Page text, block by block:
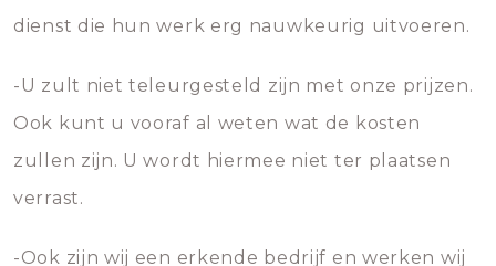
dienst die hun werk erg nauwkeurig uitvoeren.
-U zult niet teleurgesteld zijn met onze prijzen.
Ook kunt u vooraf al weten wat de kosten
zullen zijn. U wordt hiermee niet ter plaatsen
verrast.
-Ook zijn wij een erkende bedrijf en werken wij